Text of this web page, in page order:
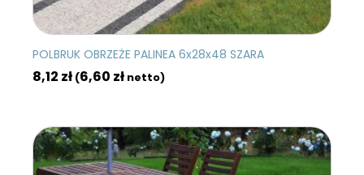
POLBRUK OBRZEŻE PALINEA 6x28x48 SZARA
8,12 zł (6,60 zł netto)